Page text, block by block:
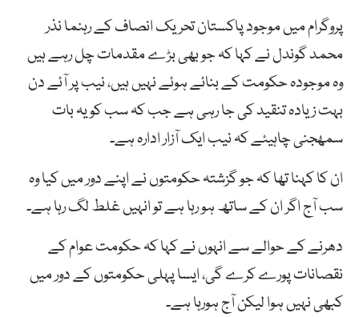
پروگرام میں موجود پاکستان تحریک انصاف کے رہنما نذر
محمد گوندل نے کہا کہ جو بھی بڑے مقدمات چل رہے ہیں
وہ موجودہ حکومت کے بنائے ہوئے نہیں ہیں، نیب پر آئے دن
بہت زیادہ تنقید کی جا رہی ہے جب کہ سب کو یہ بات
سمھجنی چاہیئے کہ نیب ایک آزار ادارہ ہے۔
ان کا کہنا تھا کہ جو گزشتہ حکومتوں نے اپنے دور میں کیا وہ
سب آج اگر ان کے ساتھ ہو رہا ہے تو انہیں غلط لگ رہا ہے۔
دھرنے کے حوالے سے انہوں نے کہا کہ حکومت عوام کے
نقصانات پورے کرے گی، ایسا پہلی حکومتوں کے دور میں
کبھی نہیں ہوا لیکن آج ہورہا ہے۔